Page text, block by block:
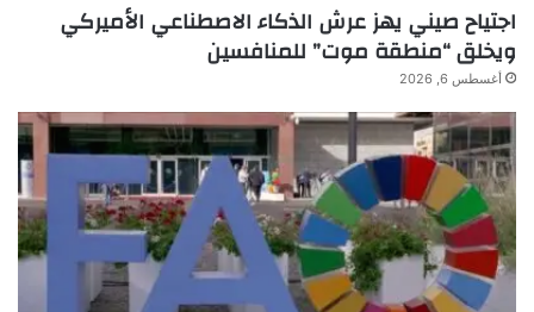
اجتياح صيني يهز عرش الذكاء الاصطناعي الأميركي
ويخلق “منطقة موت” للمنافسين
أغسطس 6, 2026